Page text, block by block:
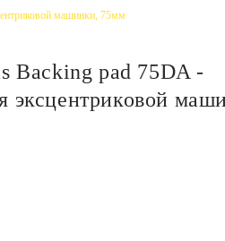
машинки, 75мм
Backing pad 75DA -
эксцентриковой